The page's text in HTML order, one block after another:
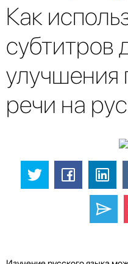
Как
субтитров
улучшения
речи на